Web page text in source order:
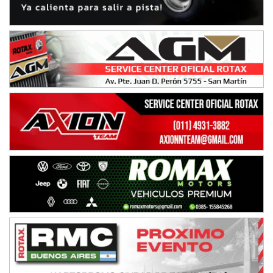
08/09-AGO
IAME SERIES ARGENTINA 6
Ramiro Tot (Asfalto)
Baradero (Buenos Aires)
KDO - F6
Ciudad de Trenque Lauquen (Asfalto)
Trenque Lauquen (Buenos Aires)
ENTRERRIANO - F6 (POSTERGADA)
Parque de la Velocidad (Asfalto)
Villaguay (Entre Ríos)
VICTORIENSE - F7
El Cerro (Tierra)
Victoria (Entre Ríos)
PATAGONICO - F6
Moto Club Reginense (Tierra)
Gral. E. Godoy (Río Negro)
CSK - F7